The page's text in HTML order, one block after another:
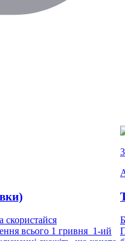
скористайся
всього 1 гривня 1-ий